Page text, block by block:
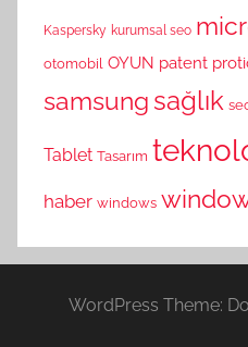
Kaspersky kurumsal seo
otomobil OYUN patent
samsung sağlık
Tablet Tasarım
haber windows
WordPress Theme: